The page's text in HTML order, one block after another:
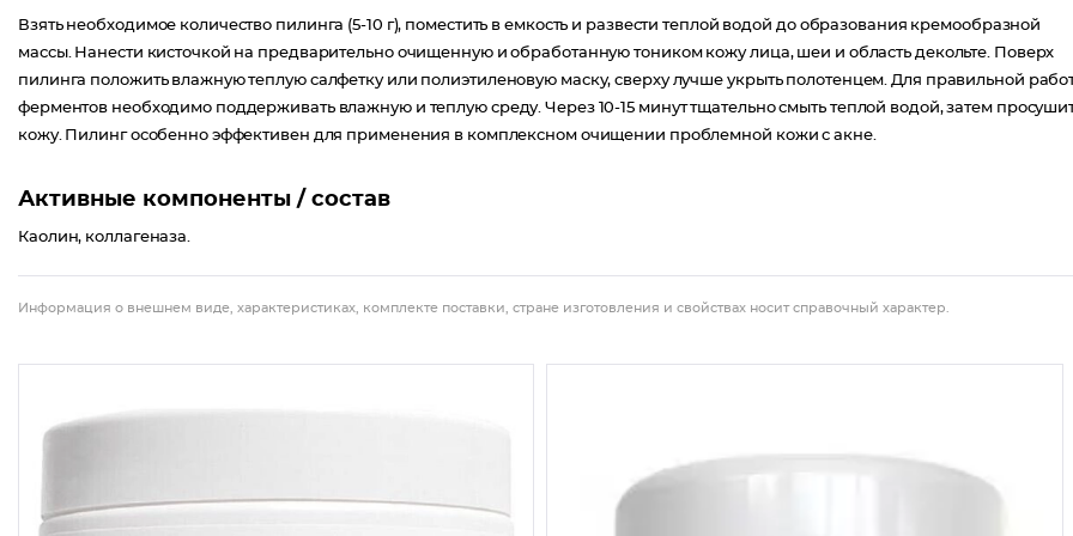
Взять необходимое количество пилинга (5-10 г), поместить в емкость и развести теплой водой до образования кремообразной
массы. Нанести кисточкой на предварительно очищенную и обработанную тоником кожу лица, шеи и область декольте. Поверх
пилинга положить влажную теплую салфетку или полиэтиленовую маску, сверху лучше укрыть полотенцем. Для правильной
ферментов необходимо поддерживать влажную и теплую среду. Через 10-15 минут тщательно смыть теплой водой, затем
кожу. Пилинг особенно эффективен для применения в комплексном очищении проблемной кожи с акне.
Активные компоненты / состав
Каолин, коллагеназа.
Информация о внешнем виде, характеристиках, комплекте поставки, стране изготовления и свойствах носит справочный характер.